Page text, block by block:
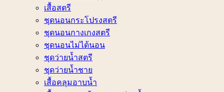
เสื้อสตรี
ชุดนอนกระโปรงสตรี
ชุดนอนกางเกงสตรี
ชุดนอนไม่ได้นอน
ชุดว่ายน้ำสตรี
ชุดว่ายน้ำชาย
เสื้อคลุมอาบน้ำ